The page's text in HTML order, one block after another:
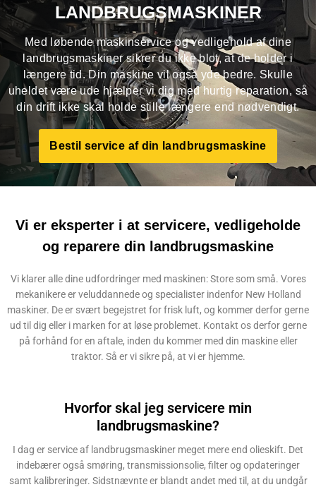
LANDBRUGSMASKINER
Med løbende maskinservice og vedligehold af dine
landbrugsmaskiner sikrer du ikke blot, at de holder i
længere tid. Din maskine vil også yde bedre. Skulle
uheldet være ude hjælper vi dig med hurtig reparation, så
din drift ikke skal holde stille længere end nødvendigt.
Bestil service af din landbrugsmaskine
Vi er eksperter i at servicere, vedligeholde
og reparere din landbrugsmaskine
Vi klarer alle dine udfordringer med maskinen: Store som små. Vores
mekanikere er veluddannede og specialister indenfor New Holland
maskiner. De er svært begejstret for frisk luft, og kommer derfor gerne
ud til dig eller i marken for at løse problemet. Kontakt os derfor gerne
på forhånd for en aftale, inden du kommer med din maskine eller
traktor. Så er vi sikre på, at vi er hjemme.
Hvorfor skal jeg servicere min
landbrugsmaskine?
I dag er service af landbrugsmaskiner meget mere end olieskift. Det
indebærer også smøring, transmissionsolie, filter og opdateringer
samt kalibreringer. Sidstnævnte er blandt andet med til, at du undgår